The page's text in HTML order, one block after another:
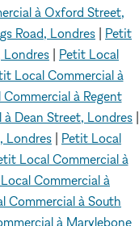
à Oxford Street,
Road, Londres
Petit
Londres
Petit Local
Local Commercial à
à Regent
Dean Street, Londres
Londres
Petit Local
Local Commercial à
Commercial à
Commercial à South
à Marylebone